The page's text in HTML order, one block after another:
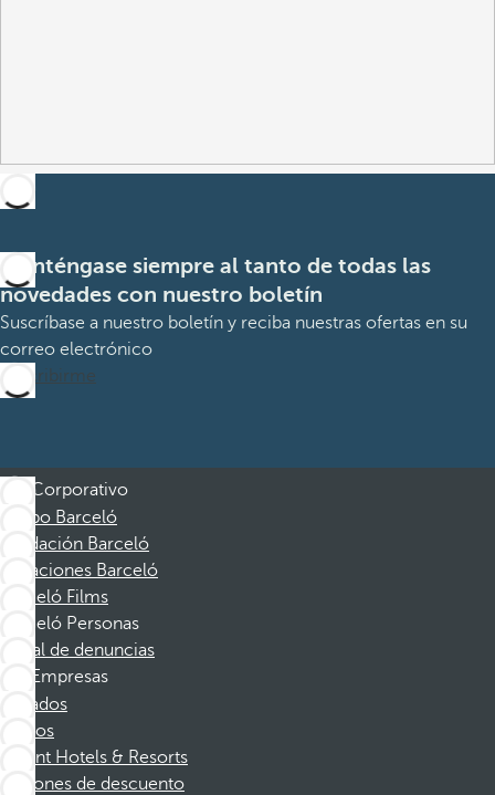
Manténgase siempre al tanto de todas las
novedades con nuestro boletín
Suscríbase a nuestro boletín y reciba nuestras ofertas en su
correo electrónico
Suscribirme
Corporativo
Grupo Barceló
Fundación Barceló
Vacaciones Barceló
Barceló Films
Barceló Personas
Canal de denuncias
Empresas
Afiliados
Socios
Dorint Hotels & Resorts
Cupones de descuento